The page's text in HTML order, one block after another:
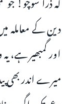
دین کے معاملہ
اور گمبھیر ہے،
میرے اندر بھی